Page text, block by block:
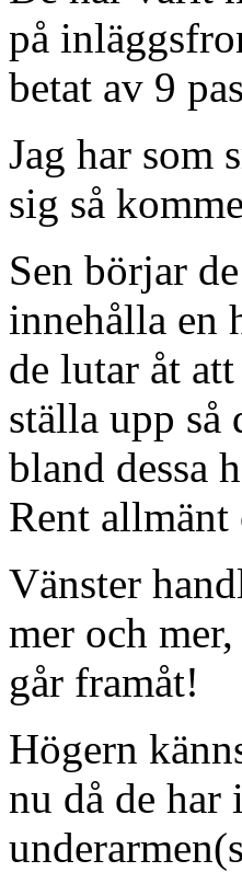
på
betat av 9
Jag har som
sig så
Sen börjar
innehålla en
de lutar åt
ställa upp så
bland dessa
Rent
Vänster
mer och
går framåt!
Högern
nu då de har